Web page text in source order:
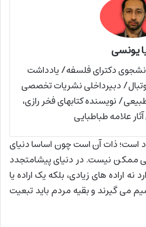
یونسی
دکترای فلسفه/ یادداشت
فوتبال/ دبیرداخلی نشریات تخصصی
نویسنده کتابهای فخر رازی،
علامه طباطبایی
است؛ ذات آن است چون اساسا دنیای
ممکن نیست. در دنیای پیشامتجدد
اراده های زیادی، بلکه یک اراده یا
می گیرند و بقیه مردم باید تبعیت